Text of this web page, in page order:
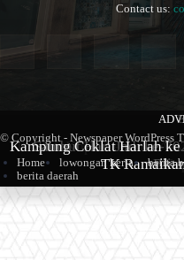
Produk Kopi Premium
Sambut Hari Jadi ke-
Kampung Coklat Harlah
TK
Contact us:
© Copyright - Newspaper WordPress
Home
lowongan kerja berita
berita daerah